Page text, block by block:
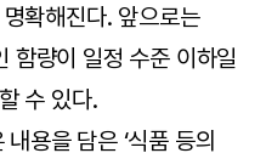
명확해진다. 앞으로는
함량이 일정 수준 이하일
수 있다.
용을 담은 ‘식품 등의